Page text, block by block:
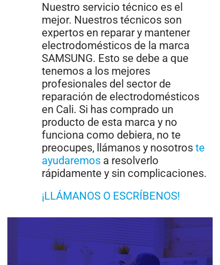
Nuestro servicio técnico es el
mejor. Nuestros técnicos son
expertos en reparar y mantener
electrodomésticos de la marca
SAMSUNG. Esto se debe a que
tenemos a los mejores
profesionales del sector de
reparación de electrodomésticos
en Cali. Si has comprado un
producto de esta marca y no
funciona como debiera, no te
preocupes, llámanos y nosotros te
ayudaremos a resolverlo
rápidamente y sin complicaciones.
¡LLÁMANOS O ESCRÍBENOS!